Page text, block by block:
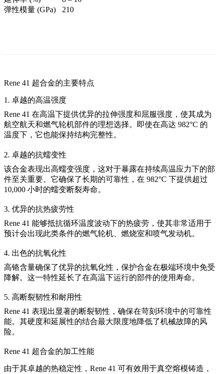
弹性模量 (GPa)
210
Rene 41 超合金的主要特点
1. 卓越的高温强度
Rene 41 在高温下提供优异的拉伸强度和屈服强度，使其成为
航空航天和燃气轮机部件的理想选择。即使在高达 982°C 的
温度下，它也能保持结构完整性。
2. 卓越的抗蠕变性
该合金表现出高蠕变强度，这对于暴露在持续高温应力下的部
件至关重要。它确保了长期的可靠性，在 982°C 下提供超过
10,000 小时的蠕变断裂寿命。
3. 优异的抗热疲劳性
Rene 41 能够抵抗循环温度波动下的热疲劳，使其非常适用于
预计会出现此类条件的燃气轮机、燃烧室和喷气发动机。
4. 出色的抗氧化性
高铬含量确保了优异的抗氧化性，保护合金在极端环境中免受
降解。这一特性延长了在高温下运行的部件的使用寿命。
5. 高断裂韧性和耐用性
Rene 41 表现出显著的断裂韧性，确保在苛刻环境中的可靠性
能。其硬度和延展性的结合最大限度地降低了机械故障的风
险。
Rene 41 超合金的加工性能
由于其卓越的热稳定性，Rene 41 可有效用于真空熔模铸造 ，